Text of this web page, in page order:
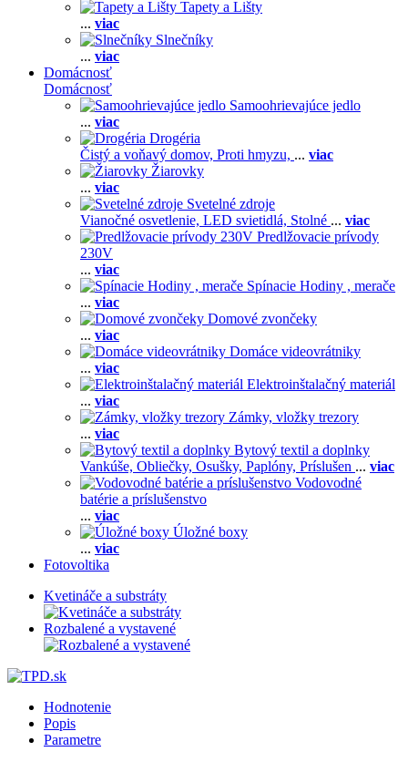
Tapety a Lišty
... viac
Slnečníky
... viac
Domácnosť
Domácnosť
Samoohrievajúce jedlo
... viac
Drogéria
Čistý a voňavý domov, Proti hmyzu, ... viac
Žiarovky
... viac
Svetelné zdroje
Vianočné osvetlenie, LED svietidlá, Stolné ... viac
Predlžovacie prívody
230V
... viac
Spínacie Hodiny , merače
... viac
Domové zvončeky
... viac
Domáce videovrátniky
... viac
Elektroinštalačný materiál
... viac
Zámky, vložky trezory
... viac
Bytový textil a doplnky
Vankúše, Obliečky, Osušky, Paplóny, Príslušen ... viac
Vodovodné
batérie a príslušenstvo
... viac
Úložné boxy
... viac
Fotovoltika
Kvetináče a substráty
Rozbalené a vystavené
Hodnotenie
Popis
Parametre